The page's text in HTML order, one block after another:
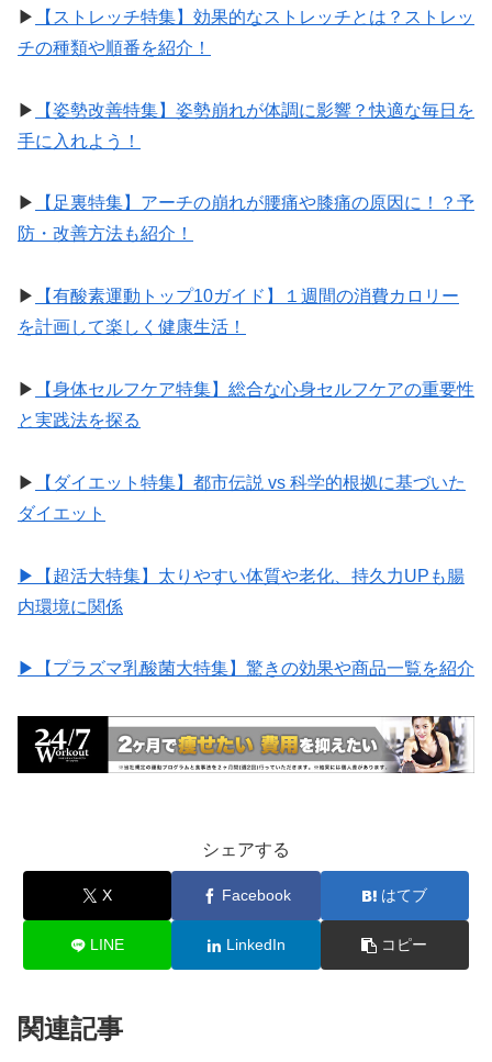
▶︎
【ストレッチ特集】効果的なストレッチとは？ストレッ
チの種類や順番を紹介！
▶︎
【姿勢改善特集】姿勢崩れが体調に影響？快適な毎日を
手に入れよう！
▶︎
【足裏特集】アーチの崩れが腰痛や膝痛の原因に！？予
防・改善方法も紹介！
▶︎
【有酸素運動トップ10ガイド】１週間の消費カロリー
を計画して楽しく健康生活！
▶︎
【身体セルフケア特集】総合な心身セルフケアの重要性
と実践法を探る
▶︎
【ダイエット特集】都市伝説 vs 科学的根拠に基づいた
ダイエット
▶︎【超活大特集】太りやすい体質や老化、持久力UPも腸
内環境に関係
▶︎【プラズマ乳酸菌大特集】驚きの効果や商品一覧を紹介
シェアする
X Facebook はてブ
LINE LinkedIn コピー
関連記事